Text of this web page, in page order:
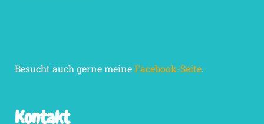
Besucht auch gerne meineFacebook-Seite.
Kontakt